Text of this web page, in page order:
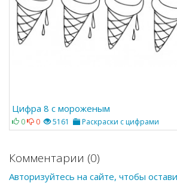
Цифра 8 с мороженым
0 0 5161 Раскраски с цифрами
Комментарии (0)
Авторизуйтесь на сайте, чтобы